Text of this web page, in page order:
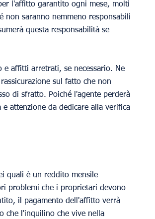
l'affitto garantito ogni mese, molti
non saranno nemmeno responsabili
questa responsabilità se
e affitti arretrati, se necessario. Ne
sul fatto che non
di sfratto. Poiché l'agente perderà
attenzione da dedicare alla verifica
quali è un reddito mensile
problemi che i proprietari devono
il pagamento dell'affitto verrà
che l'inquilino che vive nella